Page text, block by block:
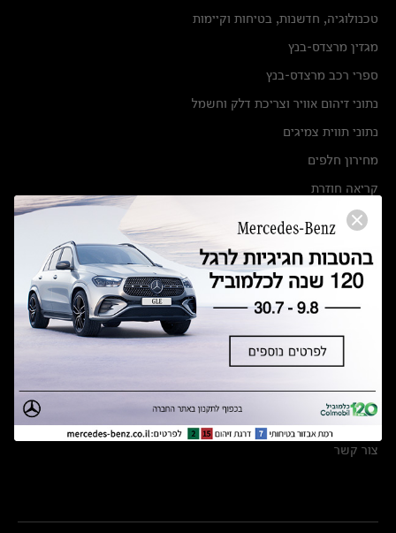
טכנולוגיה, חדשנות, בטיחות וקיימות
מגזין מרצדס-בנץ
ספרי רכב מרצדס-בנץ
נתוני זיהום אוויר וצריכת דלק וחשמל
נתוני תווית צמיגים
מחירון חלפים
קריאה חוזרת
הודעה על הטבות לרכבי מרצדס בהסדר פשרה בתצ 56447-02-19
תקנון ימי מכירות 120 לכלמוביל
מצאו אותנו
אולמות תצוגה
מרכזי שירות
צור קשר